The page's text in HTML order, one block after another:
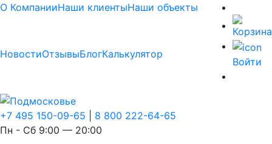
О КомпанииНаши клиентыНаши объекты
НовостиОтзывыБлогКалькулятор
Войти
+7 495 150-09-65
8 800 222-64-65
Пн - Сб 9:00 — 20:00